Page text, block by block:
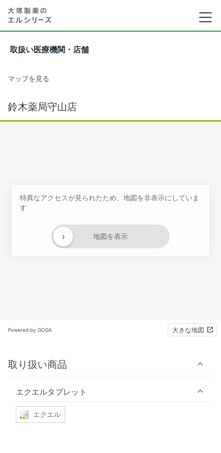
取扱い医療機関・店舗
マップを見る
鈴木薬局守山店
特異なアクセスが見られたため、地図を非表示にしていま
す
地図を表示
›
Powered by GOGA 大きな地図
取り扱い商品
エクエルタブレット
エクエル